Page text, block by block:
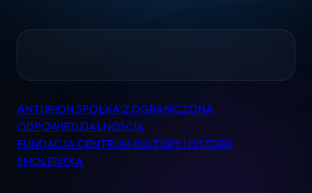
Pomoc
Nawigacja
wpisu
ANTURION SPÓŁKA Z OGRANICZONĄ
ODPOWIEDZIALNOŚCIĄ
FUNDACJA CENTRUM KULTURY I HISTORII
SMOLEŃSKA